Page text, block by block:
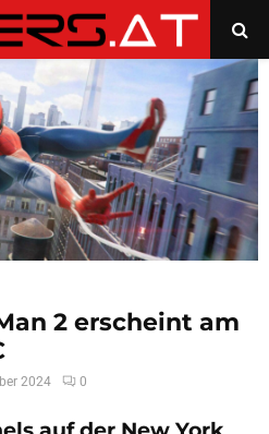
2 erscheint am
2024 0